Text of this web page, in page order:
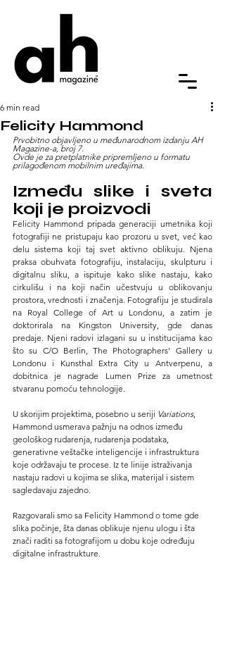
Felicity Hammond
6 min read
Prvobitno objavljeno u međunarodnom izdanju AH
Magazine-a, broj 7.
Ovde je za pretplatnike pripremljeno u formatu
prilagođenom mobilnim uređajima.
Između slike i sveta
koji je proizvodi
Felicity Hammond pripada generaciji umetnika koji
fotografiji ne pristupaju kao prozoru u svet, već kao
delu sistema koji taj svet aktivno oblikuju. Njena
praksa obuhvata fotografiju, instalaciju, skulpturu i
digitalnu sliku, a ispituje kako slike nastaju, kako
cirkulišu i na koji način učestvuju u oblikovanju
prostora, vrednosti i značenja. Fotografiju je studirala
na Royal College of Art u Londonu, a zatim je
doktorirala na Kingston University, gde danas
predaje. Njeni radovi izlagani su u institucijama kao
što su C/O Berlin, The Photographers’ Gallery u
Londonu i Kunsthal Extra City u Antverpenu, a
dobitnica je nagrade Lumen Prize za umetnost
stvaranu pomoću tehnologije.
U skorijim projektima, posebno u seriji Variations,
Hammond usmerava pažnju na odnos između
geološkog rudarenja, rudarenja podataka,
generativne veštačke inteligencije i infrastruktura
koje održavaju te procese. Iz te linije istraživanja
nastaju radovi u kojima se slika, materijal i sistem
sagledavaju zajedno.
Razgovarali smo sa Felicity Hammond o tome gde
slika počinje, šta danas oblikuje njenu ulogu i šta
znači raditi sa fotografijom u dobu koje određuju
digitalne infrastrukture.